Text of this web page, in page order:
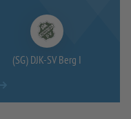
(SG) DJK-SV Berg I